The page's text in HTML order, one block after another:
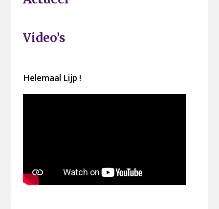
Video’s
Helemaal Lijp !